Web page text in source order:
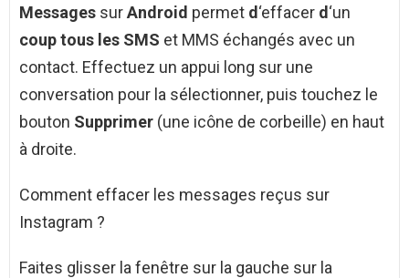
Messages surAndroid permet d‘effacer d‘un
coup tous les SMS et MMS échangés avec un
contact. Effectuez un appui long sur une
conversation pour la sélectionner, puis touchez le
bouton Supprimer (une icône de corbeille) en haut
à droite.
Comment effacer les messages reçus sur
Instagram ?
Faites glisser la fenêtre sur la gauche sur la